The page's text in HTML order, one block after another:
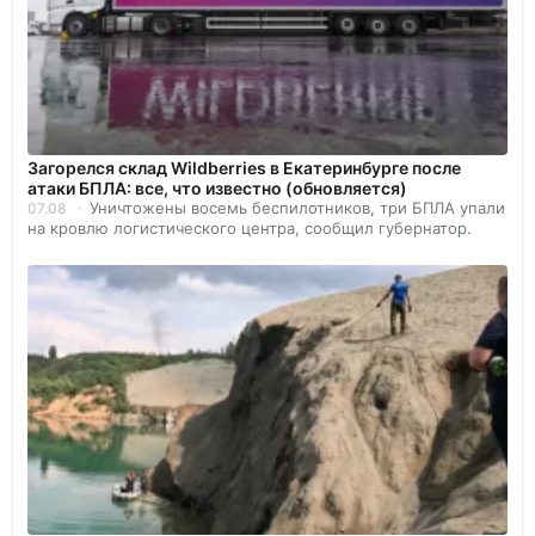
Загорелся склад Wildberries в Екатеринбурге после
атаки БПЛА: все, что известно (обновляется)
07.08
Уничтожены восемь беспилотников, три БПЛА упали
на кровлю логистического центра, сообщил губернатор.